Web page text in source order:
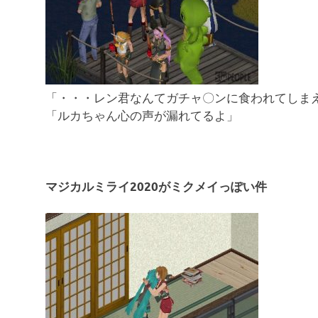
「・・・レン君なんてガチャ〇ンに食われてしま
「ルカちゃん心の声が漏れてるよ」
マジカルミライ2020がミクメイっぽい件